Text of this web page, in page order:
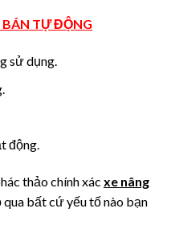
BÁN TỰ ĐỘNG
sử dụng.
động.
thảo chính xác xe nâng
qua bất cứ yếu tố nào bạn